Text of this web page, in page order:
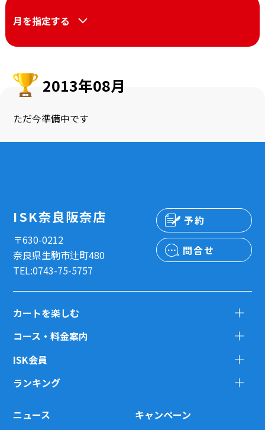
月を指定する
2013年08月
ただ今準備中です
ISK奈良阪奈店
〒630-0212
奈良県生駒市辻町480
TEL:0743-75-5757
予約
問合せ
カートを楽しむ
コース・料金案内
ISK会員
ランキング
ニュース
キャンペーン